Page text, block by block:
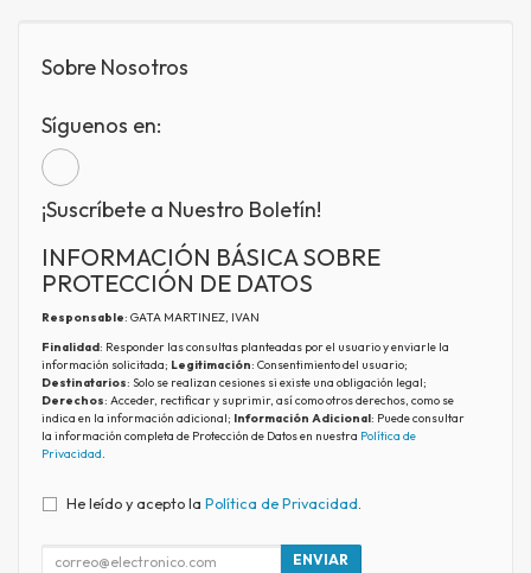
Sobre Nosotros
Síguenos en:
¡Suscríbete a Nuestro Boletín!
INFORMACIÓN BÁSICA SOBRE
PROTECCIÓN DE DATOS
Responsable: GATA MARTINEZ, IVAN
Finalidad: Responder las consultas planteadas por el usuario y enviarle la
información solicitada; Legitimación: Consentimiento del usuario;
Destinatarios: Solo se realizan cesiones si existe una obligación legal;
Derechos: Acceder, rectificar y suprimir, así como otros derechos, como se
indica en la información adicional; Información Adicional: Puede consultar
la información completa de Protección de Datos en nuestra Política de
Privacidad.
He leído y acepto la Política de Privacidad.
ENVIAR